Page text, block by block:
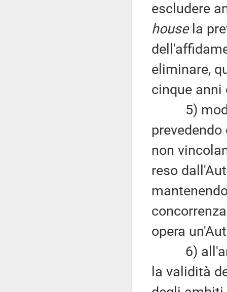
escludere
housela
eliminare,
cinque
5)
non
reso
opera
6)
la validità